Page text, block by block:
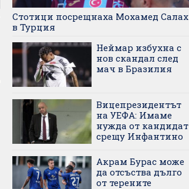
Стотици посрещнаха Мохамед Салах
в Турция
Неймар избухна с
нов скандал след
мач в Бразилия
Вицепрезидентът
на УЕФА: Имаме
нужда от кандидат
срещу Инфантино
Акрам Бурас може
да отсъства дълго
от терените